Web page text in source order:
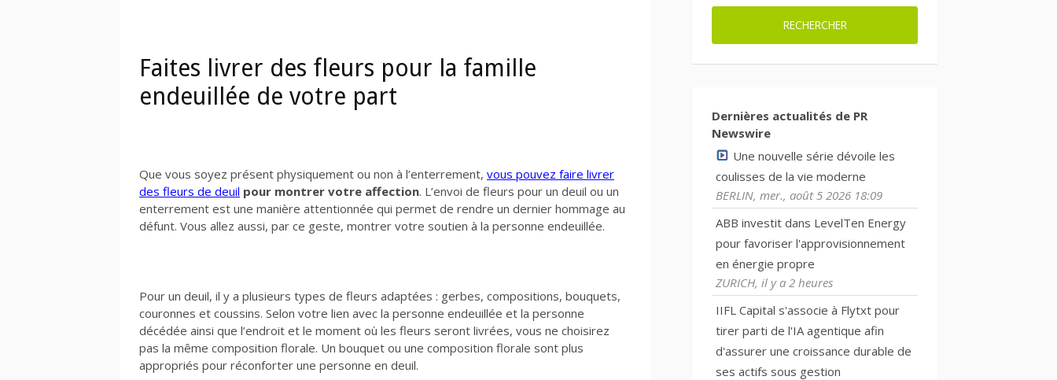
Faites livrer des fleurs pour la famille
endeuillée de votre part
Que vous soyez présent physiquement ou non à l’enterrement, vous pouvez faire livrer
des fleurs de deuil pour montrer votre affection. L’envoi de fleurs pour un deuil ou un
enterrement est une manière attentionnée qui permet de rendre un dernier hommage au
défunt. Vous allez aussi, par ce geste, montrer votre soutien à la personne endeuillée.
Pour un deuil, il y a plusieurs types de fleurs adaptées : gerbes, compositions, bouquets,
couronnes et coussins. Selon votre lien avec la personne endeuillée et la personne
décédée ainsi que l’endroit et le moment où les fleurs seront livrées, vous ne choisirez
pas la même composition florale. Un bouquet ou une composition florale sont plus
appropriés pour réconforter une personne en deuil.
Dernières actualités de PR
Newswire
Une nouvelle série dévoile les
coulisses de la vie moderne
BERLIN, mer., août 5 2026 18:09
ABB investit dans LevelTen Energy
pour favoriser l'approvisionnement
en énergie propre
ZURICH, il y a 2 heures
IIFL Capital s'associe à Flytxt pour
tirer parti de l'IA agentique afin
d'assurer une croissance durable de
ses actifs sous gestion